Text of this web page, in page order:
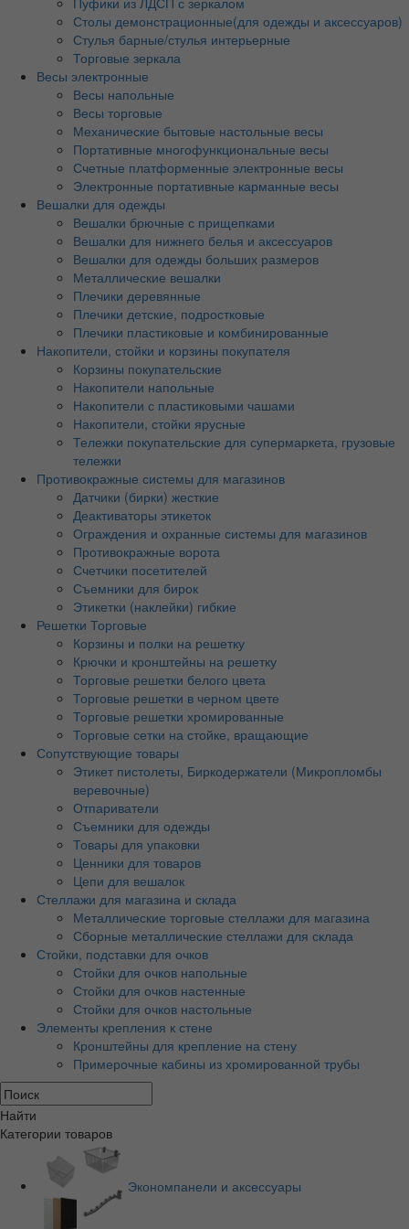
Столы демонстрационные(для одежды и аксессуаров)
Стулья барные/стулья интерьерные
Торговые зеркала
Весы электронные
Весы напольные
Весы торговые
Механические бытовые настольные весы
Портативные многофункциональные весы
Счетные платформенные электронные весы
Электронные портативные карманные весы
Вешалки для одежды
Вешалки брючные с прищепками
Вешалки для нижнего белья и аксессуаров
Вешалки для одежды больших размеров
Металлические вешалки
Плечики деревянные
Плечики детские, подростковые
Плечики пластиковые и комбинированные
Накопители, стойки и корзины покупателя
Корзины покупательские
Накопители напольные
Накопители с пластиковыми чашами
Накопители, стойки ярусные
Тележки покупательские для супермаркета, грузовые
тележки
Противокражные системы для магазинов
Датчики (бирки) жесткие
Деактиваторы этикеток
Ограждения и охранные системы для магазинов
Противокражные ворота
Счетчики посетителей
Съемники для бирок
Этикетки (наклейки) гибкие
Решетки Торговые
Корзины и полки на решетку
Крючки и кронштейны на решетку
Торговые решетки белого цвета
Торговые решетки в черном цвете
Торговые решетки хромированные
Торговые сетки на стойке, вращающие
Сопутствующие товары
Этикет пистолеты, Биркодержатели (Микропломбы
веревочные)
Отпариватели
Съемники для одежды
Товары для упаковки
Ценники для товаров
Цепи для вешалок
Стеллажи для магазина и склада
Металлические торговые стеллажи для магазина
Сборные металлические стеллажи для склада
Стойки, подставки для очков
Стойки для очков напольные
Стойки для очков настенные
Стойки для очков настольные
Элементы крепления к стене
Кронштейны для крепление на стену
Примерочные кабины из хромированной трубы
Найти
Категории товаров
Экономпанели и аксессуары